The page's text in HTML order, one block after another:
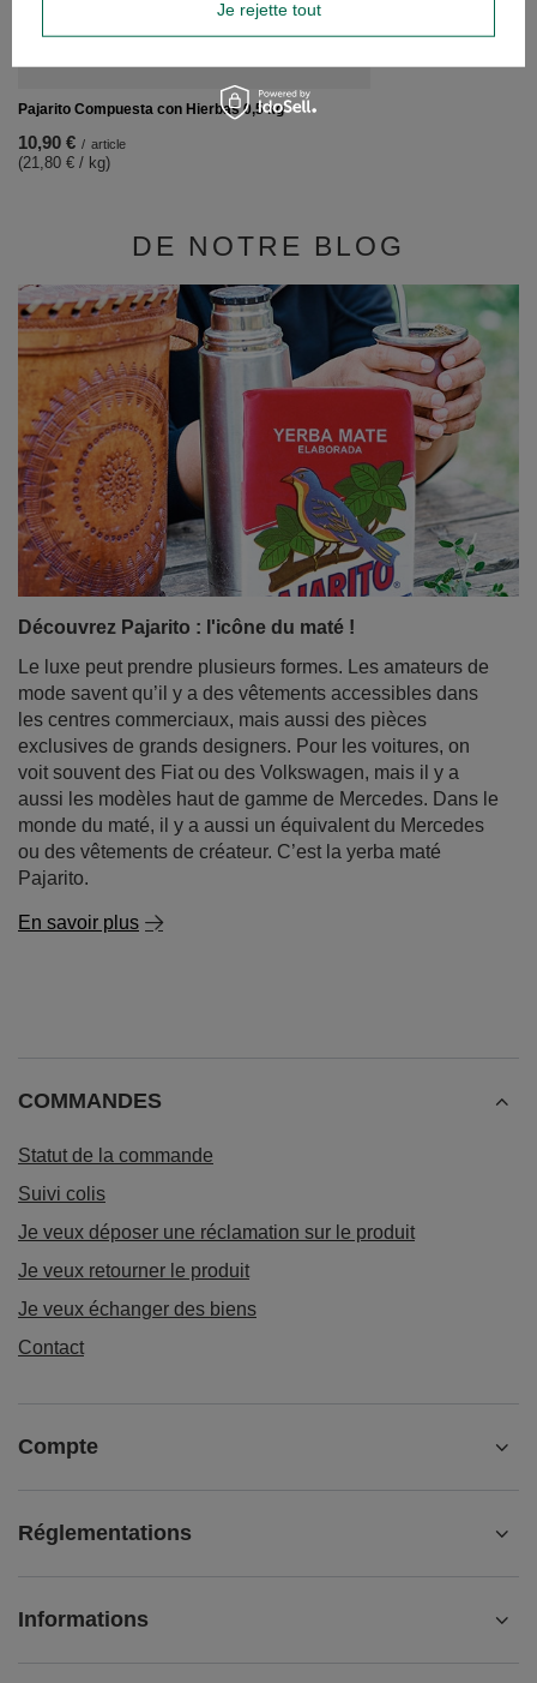
Pajarito Compuesta con Hierbas 0,5 kg
10,90 € / article
(21,80 € / kg)
DE NOTRE BLOG
Découvrez Pajarito : l'icône du maté !
Le luxe peut prendre plusieurs formes. Les amateurs de
mode savent qu’il y a des vêtements accessibles dans
les centres commerciaux, mais aussi des pièces
exclusives de grands designers. Pour les voitures, on
voit souvent des Fiat ou des Volkswagen, mais il y a
aussi les modèles haut de gamme de Mercedes. Dans le
monde du maté, il y a aussi un équivalent du Mercedes
ou des vêtements de créateur. C’est la yerba maté
Pajarito.
En savoir plus
COMMANDES
Statut de la commande
Suivi colis
Je veux déposer une réclamation sur le produit
Je veux retourner le produit
Je veux échanger des biens
Contact
Compte
Réglementations
Informations
Je rejette tout